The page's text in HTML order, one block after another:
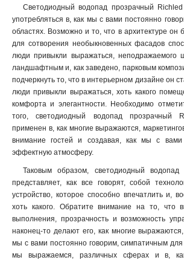
Светодиодный водопад прозрачный
употребляться в, как мы с вами постоянно
областях. Возможно и то, что в архитектуре он
для сотворения необыкновенных фасадов
люди привыкли выражаться, неподражаемого
ландшафтным и, как заведено, парковым
подчеркнуть то, что в интерьерном дизайне он
люди привыкли выражаться, хоть какого
комфорта и элегантности. Необходимо
того, светодиодный водопад прозрачный
применен в, как многие выражаются,
внимание гостей и создавая, как мы с вами
эффектную атмосферу.
Таковым образом, светодиодный водопад
представляет, как все говорят, собой
устройство, которое способно впечатлить и,
хоть какого. Обратите внимание на то, что
выполнения, прозрачность и возможность
наконец-то делают его, как многие
мы с вами постоянно говорим, симпатичным для
мы выражаемся, различных сферах и в,